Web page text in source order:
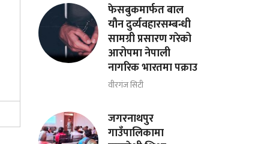
फेसबुकमार्फत बाल
यौन दुर्व्यवहारसम्बन्धी
सामग्री प्रसारण गरेको
आरोपमा नेपाली
नागरिक भारतमा पक्राउ
वीरगंज सिटी
जगरनाथपुर
गाउँपालिकामा